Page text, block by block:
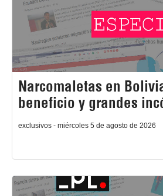
Narcomaletas en
beneficio y grandes
exclusivos - miércoles 5 de agosto de 2026